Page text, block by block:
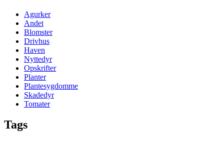
Agurker
Andet
Blomster
Drivhus
Haven
Nyttedyr
Opskrifter
Planter
Plantesygdomme
Skadedyr
Tomater
Tags